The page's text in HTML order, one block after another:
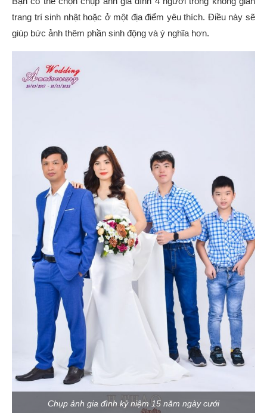
trang trí sinh nhật hoặc ở một địa điểm yêu thích. Điều này sẽ
giúp bức ảnh thêm phần sinh động và ý nghĩa hơn.
Chụp ảnh gia đình kỷ niệm 15 năm ngày cưới